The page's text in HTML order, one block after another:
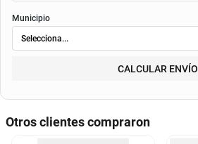
Municipio
CALCULAR ENVÍO
Otros clientes compraron